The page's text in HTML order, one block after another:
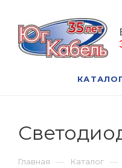
Главная — Каталог —